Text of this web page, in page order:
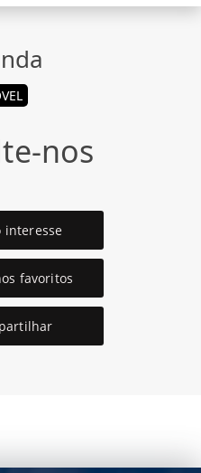
nos
interesse
favoritos